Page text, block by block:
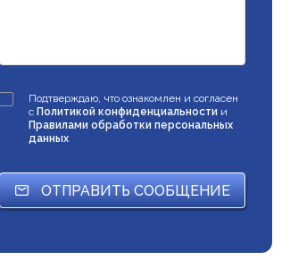
Подтверждаю, что ознакомлен и согласен
с Политикой конфиденциальности и
Правилами обработки персональных
данных
ОТПРАВИТЬ СООБЩЕНИЕ